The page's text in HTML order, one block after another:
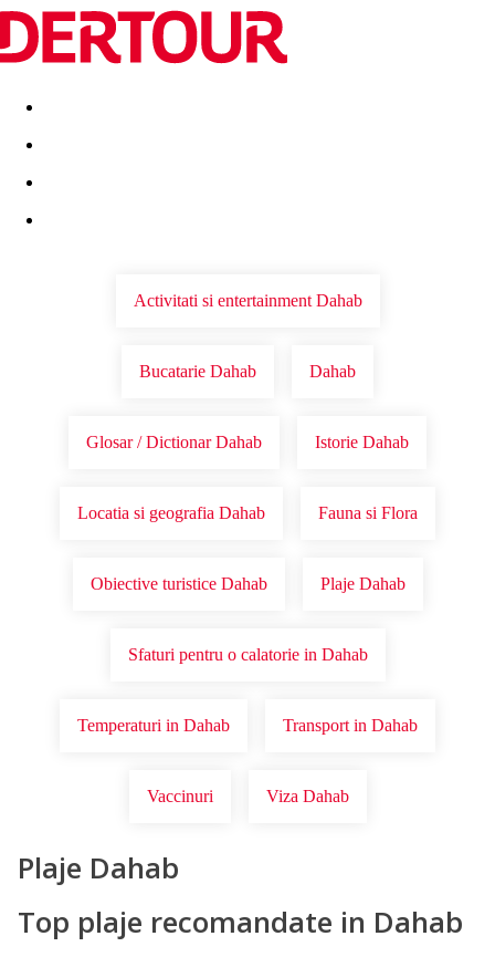
Destinatii Vacanta perfecta OFERTE DE NERATAT
Activitati si entertainment Dahab
Bucatarie Dahab Dahab
Glosar / Dictionar Dahab Istorie Dahab
Locatia si geografia Dahab Fauna si Flora
Obiective turistice Dahab Plaje Dahab
Sfaturi pentru o calatorie in Dahab
Temperaturi in Dahab Transport in Dahab
Vaccinuri Viza Dahab
Plaje Dahab
Top plaje recomandate in Dahab